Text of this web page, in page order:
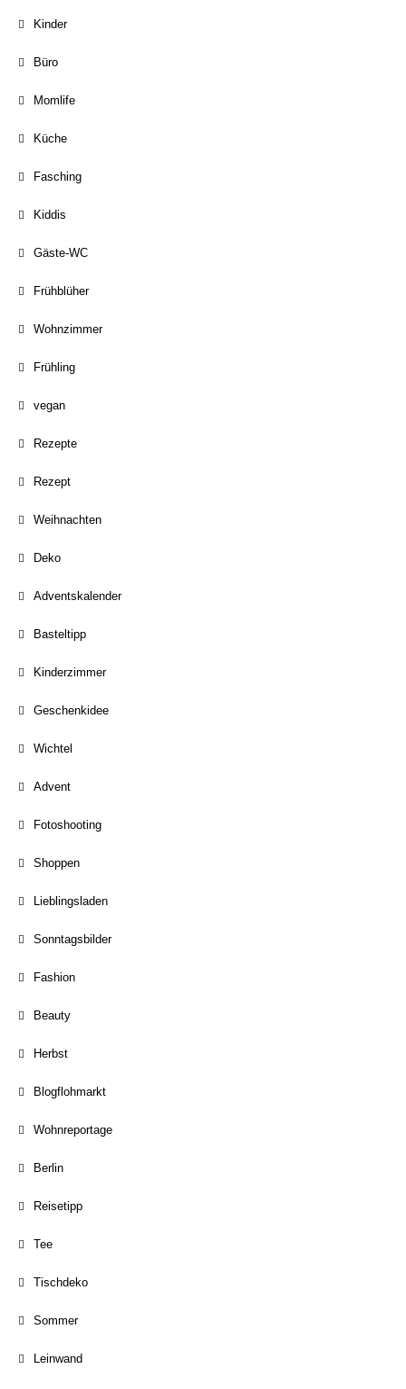
Kinder
Büro
Momlife
Küche
Fasching
Kiddis
Gäste-WC
Frühblüher
Wohnzimmer
Frühling
vegan
Rezepte
Rezept
Weihnachten
Deko
Adventskalender
Basteltipp
Kinderzimmer
Geschenkidee
Wichtel
Advent
Fotoshooting
Shoppen
Lieblingsladen
Sonntagsbilder
Fashion
Beauty
Herbst
Blogflohmarkt
Wohnreportage
Berlin
Reisetipp
Tee
Tischdeko
Sommer
Leinwand